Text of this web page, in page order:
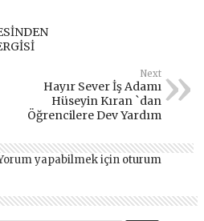
Next
Hayır Sever İş Adamı
Hüseyin Kıran `dan
Öğrencilere Dev Yardım
yapabilmek için oturum